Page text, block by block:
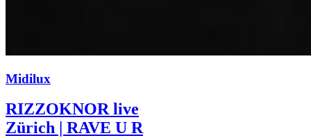
Midilux
RIZZOKNOR live
Zürich | RAVE U R